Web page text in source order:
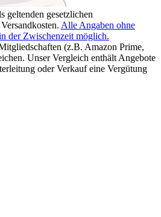
geltenden gesetzlichen
Alle Angaben ohne
der Zwischenzeit möglich.
(z.B. Amazon Prime,
Unser Vergleich enthält Angebote
oder Verkauf eine Vergütung